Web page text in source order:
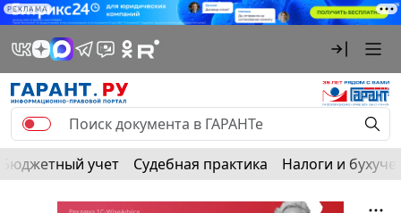
РЕКЛАМА
Бюджетный учет Судебная практика Налоги и